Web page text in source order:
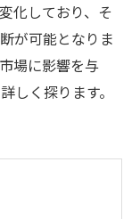
化しており、そ
が可能となりま
場に影響を与
しく探ります。